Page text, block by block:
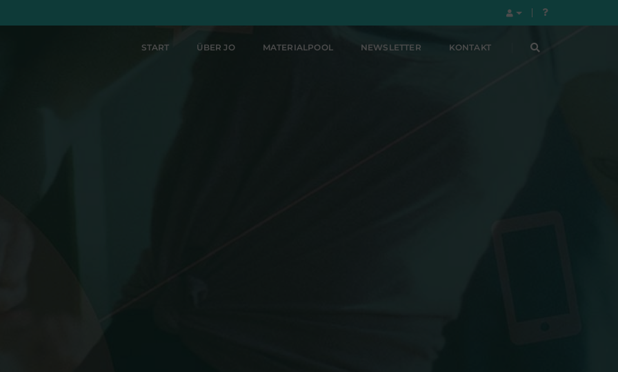
START ÜBER JO MATERIALPOOL NEWSLETTER KONTAKT